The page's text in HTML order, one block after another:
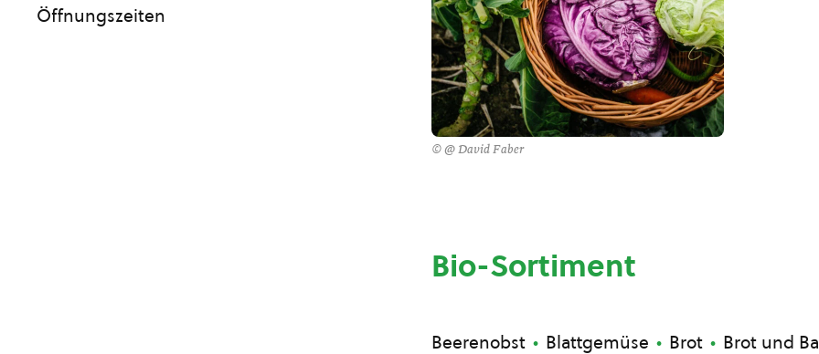
© @ David Faber
Bio-Sortiment
Beerenobst Blattgemüse Brot
Brot und
Öffnungszeiten